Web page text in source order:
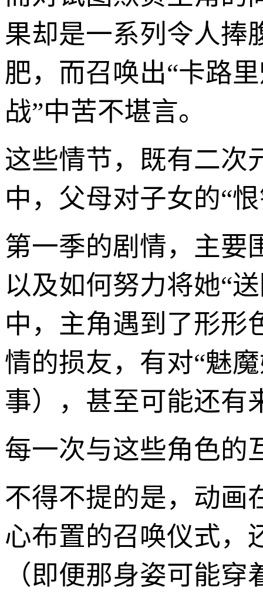
果却是一系列令人捧
肥，而召唤出“卡路
战”中苦不堪言。
这些情节，既有二次
中，父母对子女的“
第一季的剧情，主要
以及如何努力将她“
中，主角遇到了形形
情的损友，有对“魅
事），甚至可能还有
每一次与这些角色的
不得不提的是，动画
心布置的召唤仪式，
（即便那身姿可能